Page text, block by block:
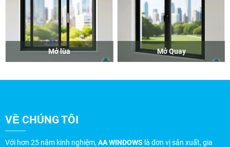
Mở lùa Mở Quay
VỀ CHÚNG TÔI
Với hơn 25 năm kinh nghiệm, AA WINDOWS là đơn vị sản xuất, gia